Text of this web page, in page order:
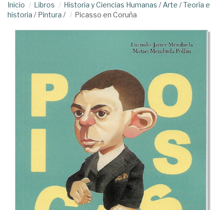
Inicio Libros Historia y Ciencias Humanas / Arte /Teoría e
historia / Pintura / Picasso en Coruña